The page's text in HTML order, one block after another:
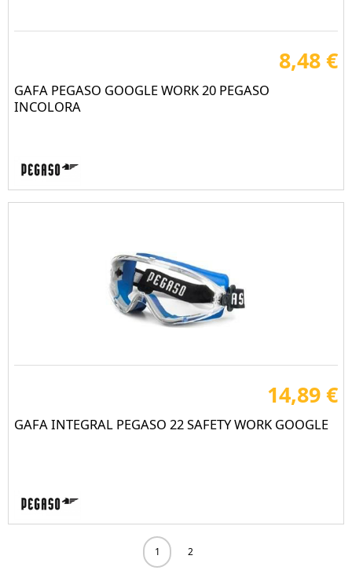
8,48 €
GAFA PEGASO GOOGLE WORK 20 PEGASO
INCOLORA
14,89 €
GAFA INTEGRAL PEGASO 22 SAFETY WORK GOOGLE
1 2